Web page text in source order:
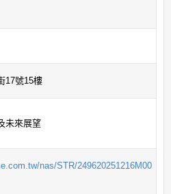
17號15樓
未來展望
nas/STR/249620251216M00